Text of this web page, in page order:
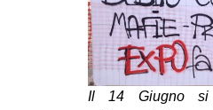
SPORT
Il 14 Giugno si